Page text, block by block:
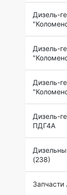
Дизель-
Дизель-
Дизель-
Дизель-
ПДГ4А
(238)